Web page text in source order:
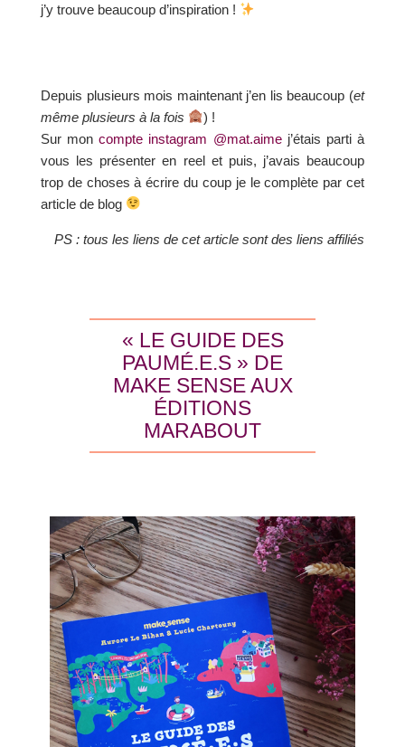
j’y trouve beaucoup d’inspiration !
Depuis plusieurs mois maintenant j’en lis beaucoup (et
même plusieurs à la fois
) !
Sur moncompte instagram @mat.aimej’étais parti à
vous les présenter en reel et puis, j’avais beaucoup
trop de choses à écrire du coup je le complète par cet
article de blog
PS : tous les liens de cet article sont des liens affiliés
« LE GUIDE DES
PAUMÉ.E.S » DE
MAKE SENSE AUX
ÉDITIONS
MARABOUT